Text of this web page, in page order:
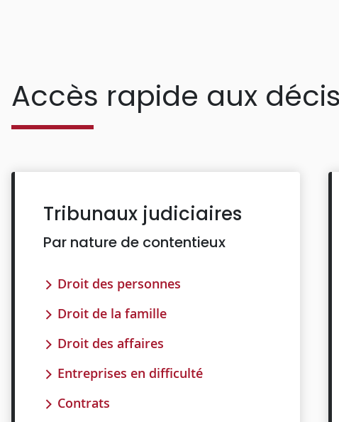
Accès rapide aux
Tribunaux judiciaires
Par nature de contentieux
Droit des personnes
Droit de la famille
Droit des affaires
Entreprises en difficulté
Contrats